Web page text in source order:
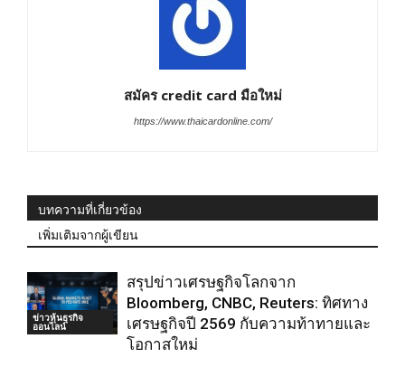
สมัคร credit card มือใหม่
https://www.thaicardonline.com/
บทความที่เกี่ยวข้อง
เพิ่มเติมจากผู้เขียน
ข่าวหุ้นธุรกิจ
ออนไลน์
สรุปข่าวเศรษฐกิจโลกจาก
Bloomberg, CNBC, Reuters: ทิศทาง
เศรษฐกิจปี 2569 กับความท้าทายและ
โอกาสใหม่